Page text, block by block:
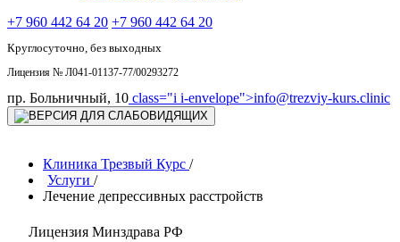
+7 960 442 64 20 +7 960 442 64 20
Круглосуточно, без выходных
Лицензия № Л041-01137-77/00293272
пр. Больничный, 10 class="i i-envelope">info@trezviy-kurs.clinic
Клиника Трезвый Курс /
Услуги /
Лечение депрессивных расстройств
Лицензия Минздрава РФ